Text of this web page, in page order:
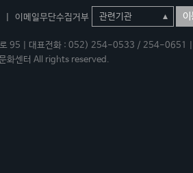
이메일무단수집거부 이
로 95 | 대표전화 : 052) 254-0533 / 254-
화센터 All rights reserved.